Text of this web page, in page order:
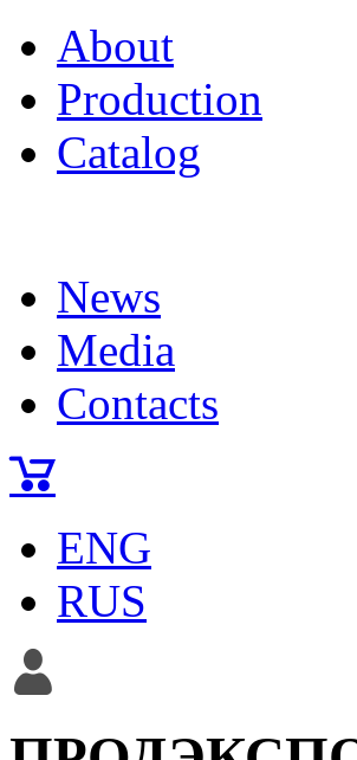
About
Production
Catalog
News
Media
Contacts
ENG
RUS